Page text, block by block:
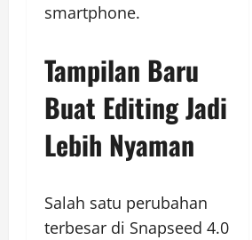
smartphone.
Tampilan Baru
Buat Editing Jadi
Lebih Nyaman
Salah satu perubahan
terbesar di Snapseed 4.0